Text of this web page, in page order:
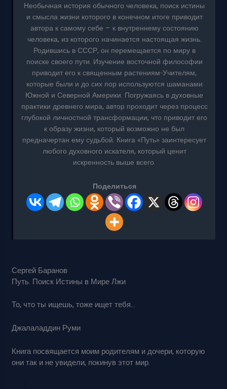
Необычная история обычного человека, поиск истины
и смысла жизни которого в конечном итоге приводит
автора к самому себе – к внутреннему состоянию
человека, из которого начинается настоящая жизнь.
Родившись в СССР, он перемещается по миру в
поиске своего пути. Изучение восточной философии
приводит его к священным растениям-Учителям,
которые были и до сих пор используются шаманами
Южной и Северной Америки. Погружаясь в духовные
практики древнего мира, автор проходит через процесс
глубокой личностной трансформации, что приводит его
к образу жизни, который возможно не был
предначертан ему судьбой. Книга «Путь» заинтересует
любого духовного искателя, который ценит
искренность выше всего.
Поделиться
Сергей Баранов
Путь. Поиск Истины в Мире Лжи
То, что ты ищешь, тоже ищет тебя…
Джалаладдин Руми
Книга посвящается моим родителям и дочери, которую
они так и не увидели, покинув этот мир.